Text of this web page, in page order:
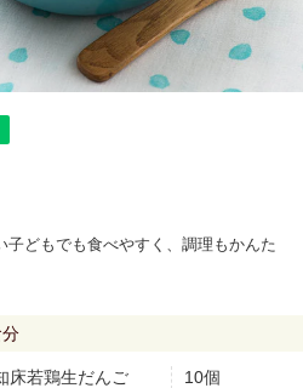
子どもでも食べやすく、調理もかんた
床若鶏生だんご 10個